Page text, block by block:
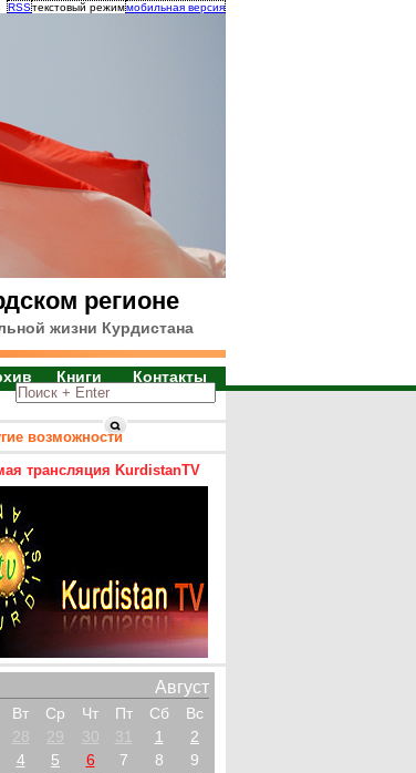
RSSтекстовый режиммобильная версия
регионе
жизни Курдистана
Книги Контакты
возможности
трансляция KurdistanTV
Август
Вт Ср Чт Пт Сб
Вс
28 29 30 31 1
2
4 5 6 7 8
9